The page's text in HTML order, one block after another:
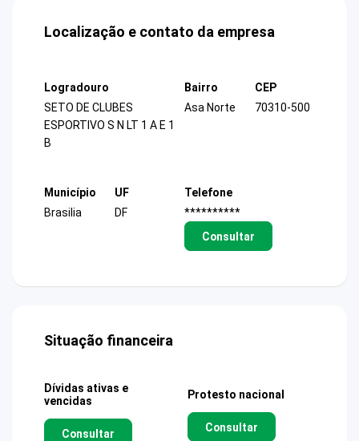
Localização e contato da empresa
Logradouro
SETO DE CLUBES
ESPORTIVO S N LT 1 A E 1
B
Bairro
Asa Norte
CEP
70310-500
Município
Brasilia
UF
DF
Telefone
**********
Consultar
Situação financeira
Dívidas ativas e
vencidas
Consultar
Protesto nacional
Consultar